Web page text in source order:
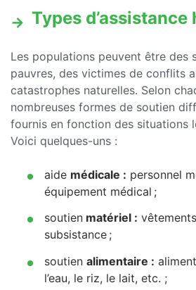
Types
Les populations peuvent être des
pauvres, des victimes de conflits
catastrophes naturelles. Selon
nombreuses formes de soutien
fournis en fonction des situations
Voici quelques-uns :
aide médicale : personnel
équipement médical ;
soutien matériel :
subsistance ;
soutien alimentaire :
l’eau, le riz, le lait, etc. ;